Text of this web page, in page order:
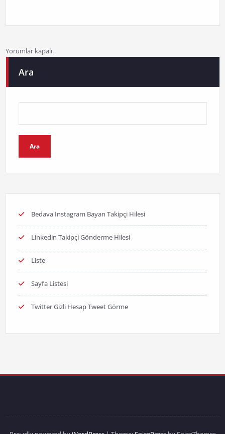
Yorumlar kapalı.
Ara
Ara
Bedava Instagram Bayan Takipçi Hilesi
Linkedin Takipçi Gönderme Hilesi
Liste
Sayfa Listesi
Twitter Gizli Hesap Tweet Görme